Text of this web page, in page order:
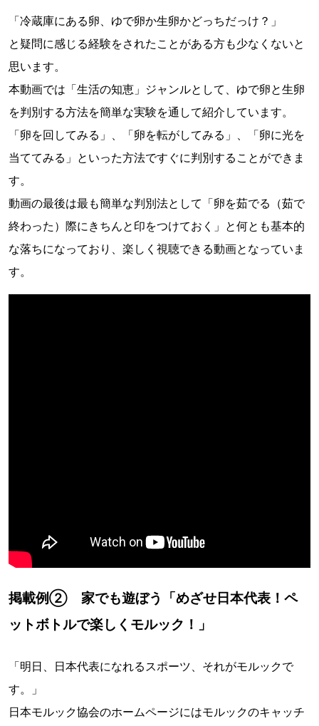
「冷蔵庫にある卵、ゆで卵か生卵かどっちだっけ？」
と疑問に感じる経験をされたことがある方も少なくないと
思います。
本動画では「生活の知恵」ジャンルとして、ゆで卵と生卵
を判別する方法を簡単な実験を通して紹介しています。
「卵を回してみる」、「卵を転がしてみる」、「卵に光を
当ててみる」といった方法ですぐに判別することができま
す。
動画の最後は最も簡単な判別法として「卵を茹でる（茹で
終わった）際にきちんと印をつけておく」と何とも基本的
な落ちになっており、楽しく視聴できる動画となっていま
す。
掲載例② 家でも遊ぼう「めざせ日本代表！ペ
ットボトルで楽しくモルック！」
「明日、日本代表になれるスポーツ、それがモルックで
す。」
日本モルック協会のホームページにはモルックのキャッチ